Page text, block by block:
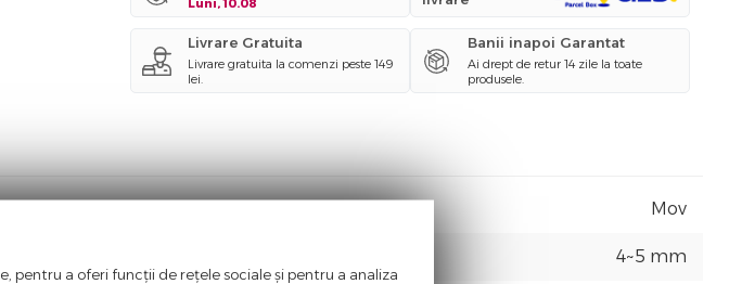
Luni, 10.08
Livrare Gratuita
Livrare gratuita la comenzi peste 149
lei.
Banii inapoi Garantat
Ai drept de retur 14 zile la toate
produsele.
Mov
4~5 mm
pentru a oferi funcții de rețele sociale și pentru a analiza